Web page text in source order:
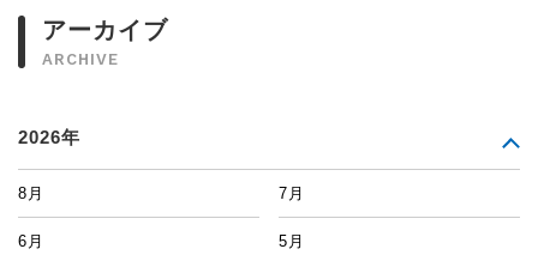
アーカイブ
ARCHIVE
2026年
8月 7月
6月 5月